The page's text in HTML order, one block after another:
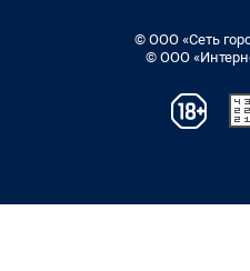
© ООО «Сеть
© ООО